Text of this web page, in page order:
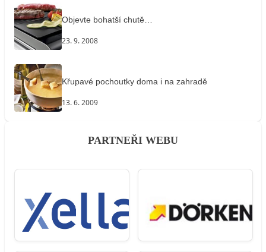
Objevte bohatší chutě…
23. 9. 2008
Křupavé pochoutky doma i na zahradě
13. 6. 2009
PARTNEŘI WEBU